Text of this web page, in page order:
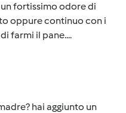
fortissimo odore di
oppure continuo con i
farmi il pane....
hai aggiunto un